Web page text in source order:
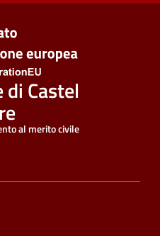
di Castel
al merito civile